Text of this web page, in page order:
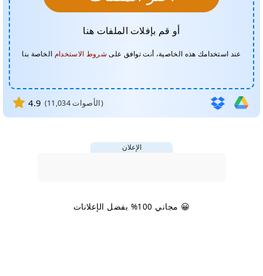
أو قم بإفلات الملفات هنا
عند استخدامك هذه الخاصية، أنت توافق على شروط الاستخدام الخاصة بنا
4.9 (11,034 الأصوات)
الإعلان
😀 مجاني 100% بفضل الإعلانات